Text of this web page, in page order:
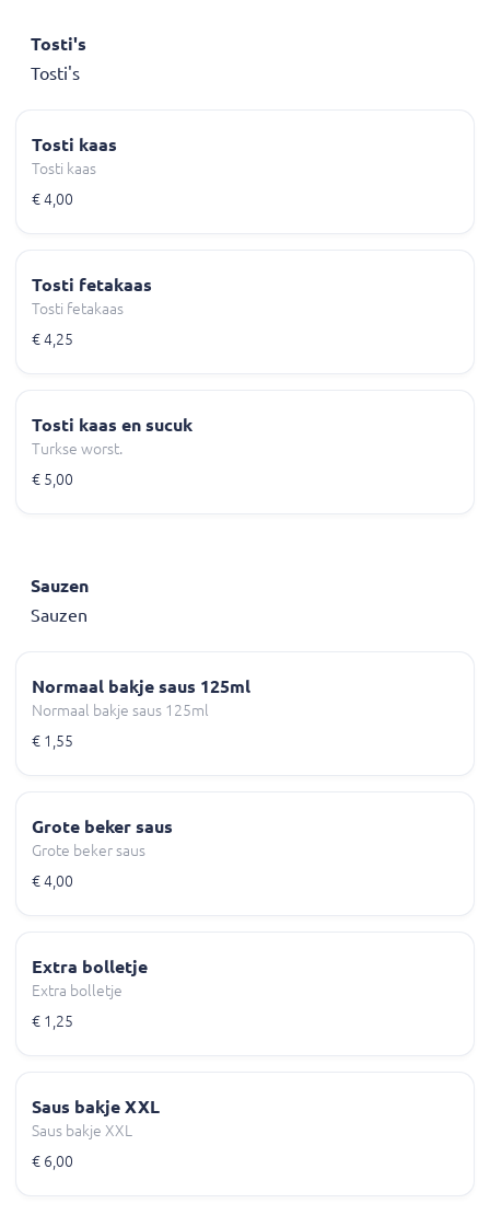
Tosti's
Tosti's
Tosti kaas
Tosti kaas
€ 4,00
Tosti fetakaas
Tosti fetakaas
€ 4,25
Tosti kaas en sucuk
Turkse worst.
€ 5,00
Sauzen
Sauzen
Normaal bakje saus 125ml
Normaal bakje saus 125ml
€ 1,55
Grote beker saus
Grote beker saus
€ 4,00
Extra bolletje
Extra bolletje
€ 1,25
Saus bakje XXL
Saus bakje XXL
€ 6,00